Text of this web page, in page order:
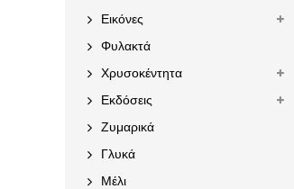
Εικόνες
Φυλακτά
Χρυσοκέντητα
Εκδόσεις
Ζυμαρικά
Γλυκά
Μέλι